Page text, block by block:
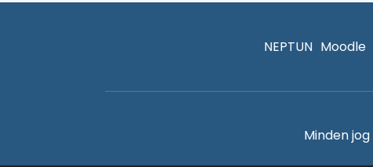
NEPTUN Moodle
Minden